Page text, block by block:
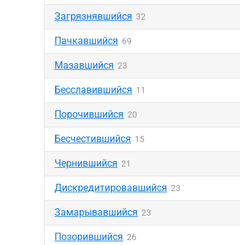
Загрязнявшийся 32
Пачкавшийся 69
Мазавшийся 23
Бесславившийся 11
Порочившийся 20
Бесчестившийся 15
Чернившийся 21
Дискредитировавшийся 23
Замарывавшийся 23
Позорившийся 26